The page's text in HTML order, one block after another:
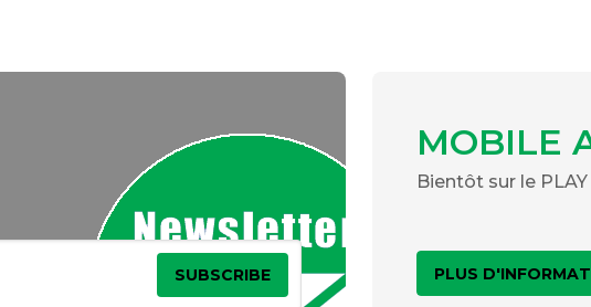
MOBILE
Bientôt sur le
PLUS